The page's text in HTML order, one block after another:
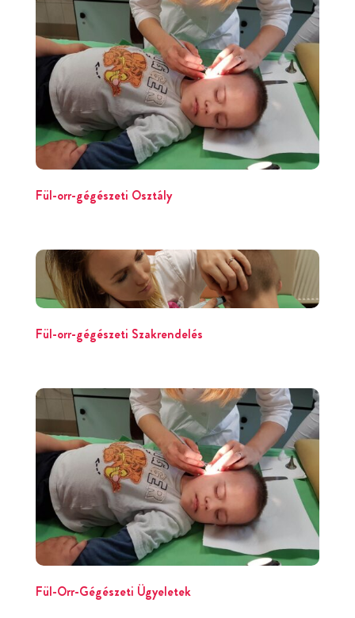
Fül-orr-gégészeti Osztály
Fül-orr-gégészeti Szakrendelés
Fül-Orr-Gégészeti Ügyeletek